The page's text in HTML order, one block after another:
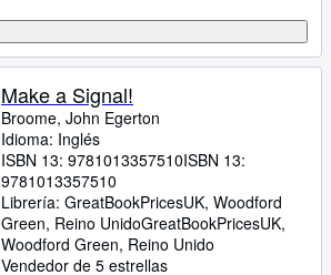
Make a Signal!
Broome, John Egerton
Idioma: Inglés
ISBN 13: 9781013357510ISBN 13:
9781013357510
Librería: GreatBookPricesUK, Woodford
Green, Reino UnidoGreatBookPricesUK,
Woodford Green, Reino Unido
Vendedor de 5 estrellas